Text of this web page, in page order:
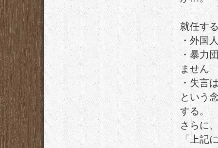
就任す
・外国
・暴力
ません
・失言
という
する。
さらに
「上記